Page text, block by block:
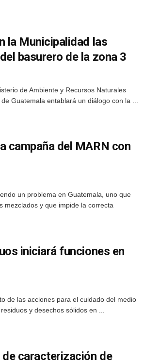
la Municipalidad las
basurero de la zona 3
de Ambiente y Recursos Naturales
Guatemala entablará un diálogo con la ...
campaña del MARN con
un problema en Guatemala, uno que
mezclados y que impide la correcta
iniciará funciones en
de las acciones para el cuidado del medio
y desechos sólidos en ...
caracterización de